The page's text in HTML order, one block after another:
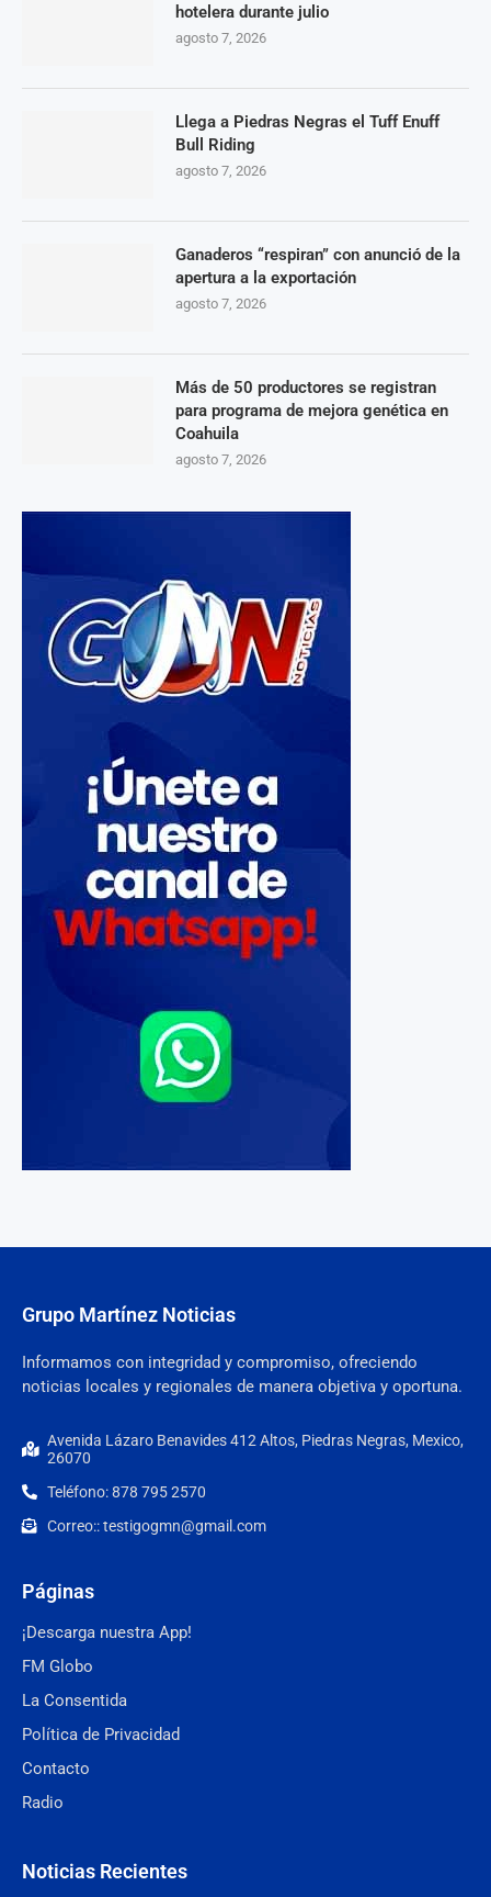
hotelera durante julio
agosto 7, 2026
Llega a Piedras Negras el Tuff Enuff
Bull Riding
agosto 7, 2026
Ganaderos “respiran” con anunció de la
apertura a la exportación
agosto 7, 2026
Más de 50 productores se registran
para programa de mejora genética en
Coahuila
agosto 7, 2026
Grupo Martínez Noticias
Informamos con integridad y compromiso, ofreciendo
noticias locales y regionales de manera objetiva y oportuna.
Avenida Lázaro Benavides 412 Altos, Piedras Negras, Mexico,
26070
Teléfono: 878 795 2570
Correo:: testigogmn@gmail.com
Páginas
¡Descarga nuestra App!
FM Globo
La Consentida
Política de Privacidad
Contacto
Radio
Noticias Recientes